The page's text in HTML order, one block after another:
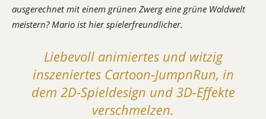
ausgerechnet mit einem grünen Zwerg eine grüne Waldwelt
meistern? Mario ist hier spielerfreundlicher.
Liebevoll animiertes und witzig
inszeniertes Cartoon-JumpnRun, in
dem 2D-Spieldesign und 3D-Effekte
verschmelzen.